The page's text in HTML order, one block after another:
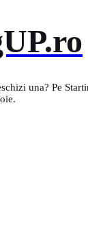
una? Pe